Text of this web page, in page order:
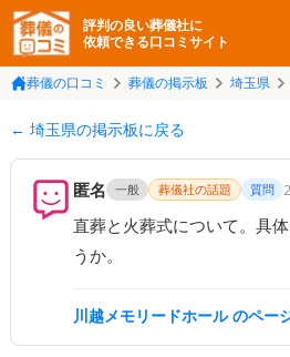
評判の良い葬儀社に
依頼できる口コミサイト
葬儀の口コミ 葬儀の掲示板 埼玉県
← 埼玉県の掲示板に戻る
匿名 一般 葬儀社の話題 質問
直葬と火葬式について。具
うか。
川越メモリードホールのペー